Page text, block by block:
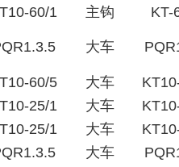
60/1 主钩 KT-
大车
60/5 大车
25/1 大车
25/1 大车
大车